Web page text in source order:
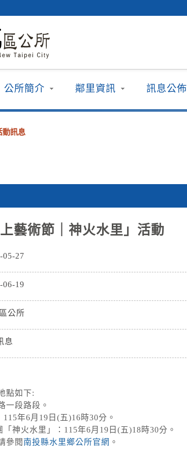
公所簡介 鄰里資訊 訊息公佈
動訊息
上藝術節｜神火水里」活動
05-27
06-19
公所
息
點如下:
一段路段。
年6月19日(五)16時30分。
神火水里」：115年6月19日(五)18時30分。
參閱 南投縣水里鄉公所官網 。